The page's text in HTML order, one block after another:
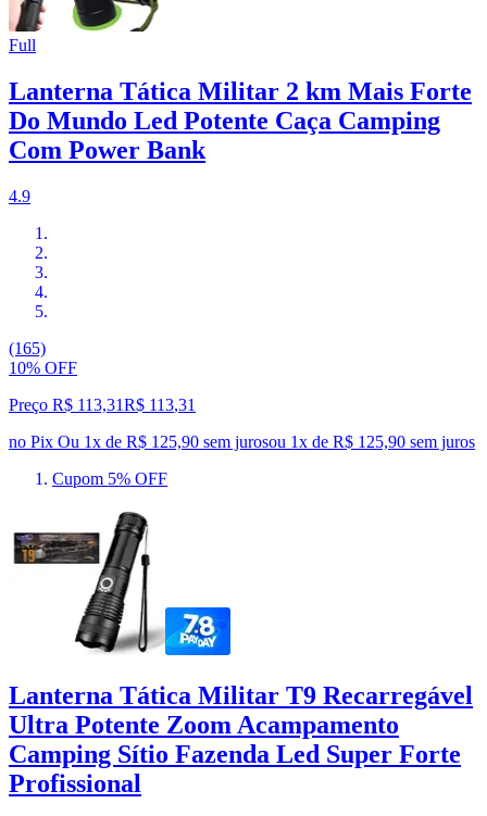
Full
Lanterna Tática Militar 2 km Mais Forte
Do Mundo Led Potente Caça Camping
Com Power Bank
4.9
(165)
10% OFF
Preço R$ 113,31R$ 113,31
no Pix Ou 1x de R$ 125,90 sem jurosou 1x de R$ 125,90 sem juros
Cupom 5% OFF
Lanterna Tática Militar T9 Recarregável
Ultra Potente Zoom Acampamento
Camping Sítio Fazenda Led Super Forte
Profissional